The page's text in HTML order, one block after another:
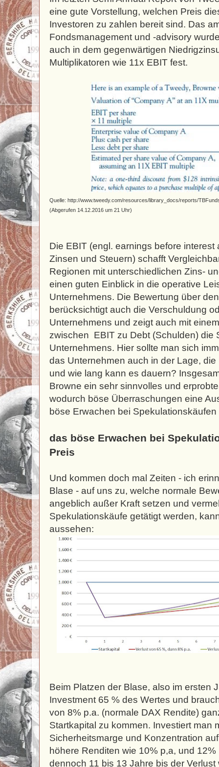
eine gute Vorstellung, welchen Preis
Investoren zu zahlen bereit sind. Das
Fondsmanagement und -advisory
auch in dem gegenwärtigen
Multiplikatoren wie 11x EBIT fest.
Quelle: http://www.tweedy.com/resources/library_docs/reports/
(Abgerufen 14.12.2016 um 21 Uhr)
Die EBIT (engl. earnings before
Zinsen und Steuern) schafft
Regionen mit unterschiedlichen Zins-
einen guten Einblick in die operative
Unternehmens. Die Bewertung über
berücksichtigt auch die Verschuldung
Unternehmens und zeigt auch mit
zwischen EBIT zu Debt (Schulden) die
Unternehmens. Hier sollte man sich
das Unternehmen auch in der Lage,
und wie lang kann es dauern?
Browne ein sehr sinnvolles und
wodurch böse Überraschungen eine
böse Erwachen bei
das böse Erwachen bei
Preis
Und kommen doch mal Zeiten - ich
Blase - auf uns zu, welche normale
angeblich außer Kraft setzen und
Spekulationskäufe getätigt werden,
aussehen:
Beim Platzen der Blase, also im ersten
Investment 65 % des Wertes und
von 8% p.a. (normale DAX Rendite)
Startkapital zu kommen. Investiert man
Sicherheitsmarge und Konzentration
höhere Renditen wie 10% p,a, und
dennoch 11 bis 13 Jahre bis der